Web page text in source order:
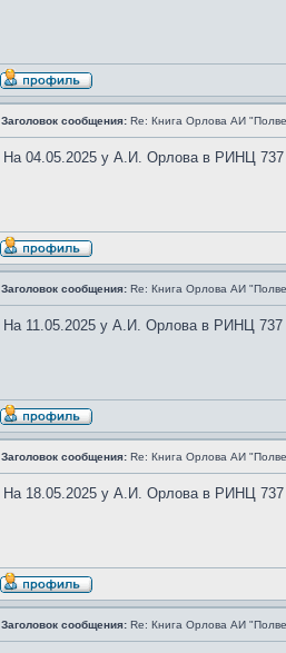
Заголовок сообщения: Re: Книга Орлова АИ
На 04.05.2025 у А.И. Орлова в РИНЦ 737
Заголовок сообщения: Re: Книга Орлова АИ
На 11.05.2025 у А.И. Орлова в РИНЦ 737
Заголовок сообщения: Re: Книга Орлова АИ
На 18.05.2025 у А.И. Орлова в РИНЦ 737
Заголовок сообщения: Re: Книга Орлова АИ